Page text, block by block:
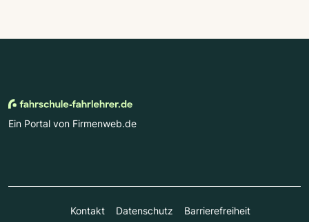
Ein Portal von Firmenweb.de
Kontakt Datenschutz Barrierefreiheit